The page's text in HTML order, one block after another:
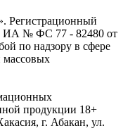
Регистрационный
ИА № ФС 77 - 82480 от
по надзору в сфере
массовых
продукции 18+
г. Абакан, ул.